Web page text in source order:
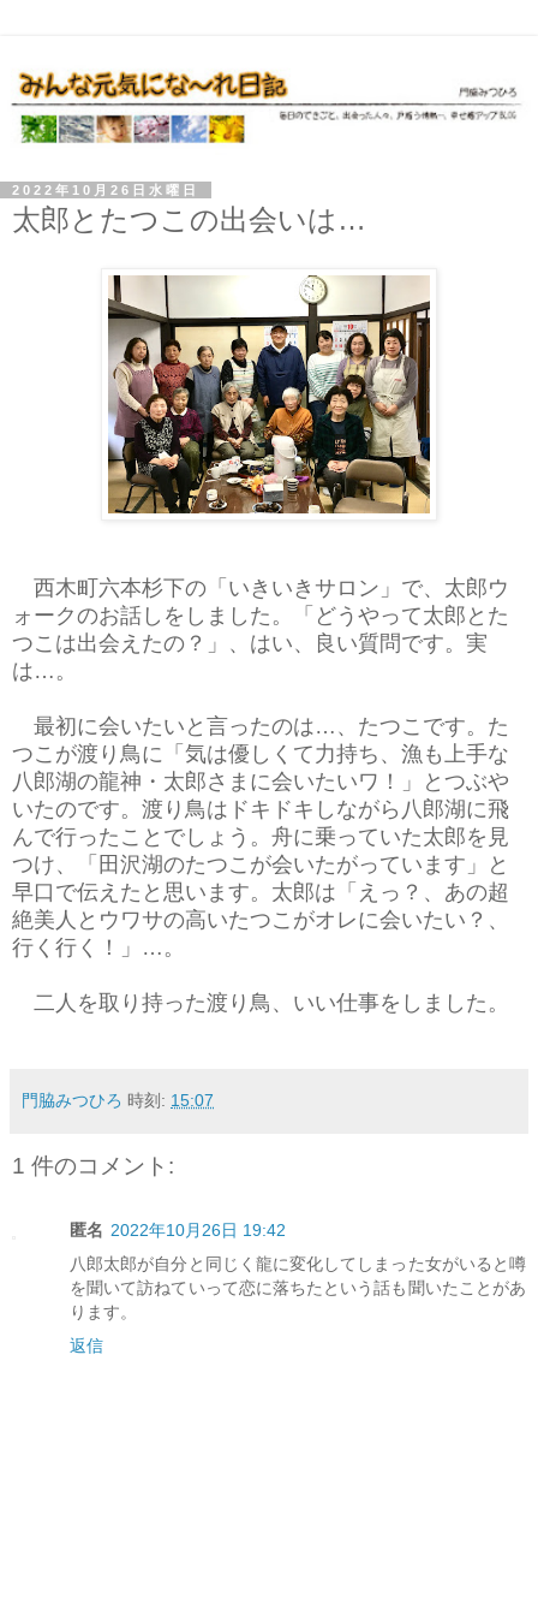
2022年10月26日水曜日
太郎とたつこの出会いは…
西木町六本杉下の「いきいきサロン」で、太郎ウ
ォークのお話しをしました。「どうやって太郎とた
つこは出会えたの？」、はい、良い質問です。実
は…。
最初に会いたいと言ったのは…、たつこです。た
つこが渡り鳥に「気は優しくて力持ち、漁も上手な
八郎湖の龍神・太郎さまに会いたいワ！」とつぶや
いたのです。渡り鳥はドキドキしながら八郎湖に飛
んで行ったことでしょう。舟に乗っていた太郎を見
つけ、「田沢湖のたつこが会いたがっています」と
早口で伝えたと思います。太郎は「えっ？、あの超
絶美人とウワサの高いたつこがオレに会いたい？、
行く行く！」…。
二人を取り持った渡り鳥、いい仕事をしました。
門脇みつひろ 時刻: 15:07
1 件のコメント:
匿名 2022年10月26日 19:42
八郎太郎が自分と同じく龍に変化してしまった女がいると噂
を聞いて訪ねていって恋に落ちたという話も聞いたことがあ
ります。
返信